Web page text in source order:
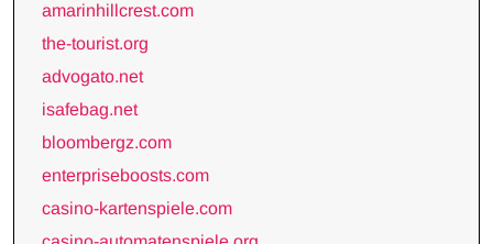
amarinhillcrest.com
the-tourist.org
advogato.net
isafebag.net
bloombergz.com
enterpriseboosts.com
casino-kartenspiele.com